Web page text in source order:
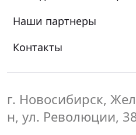
Наши партнеры
Контакты
г. Новосибирск,
н, ул. Революции,